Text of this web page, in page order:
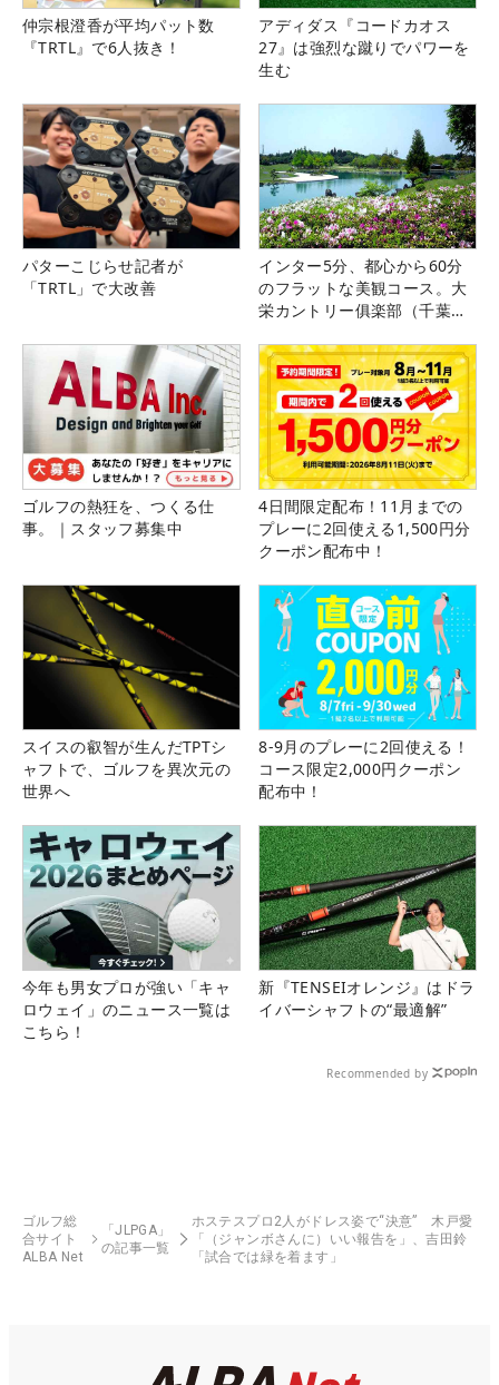
仲宗根澄香が平均パット数
『TRTL』で6人抜き！
アディダス『コードカオス
27』は強烈な蹴りでパワーを
生む
パターこじらせ記者が
「TRTL」で大改善
インター5分、都心から60分
のフラットな美観コース。大
栄カントリー俱楽部（千葉
ゴルフの熱狂を、つくる仕
事。｜スタッフ募集中
4日間限定配布！11月までの
プレーに2回使える1,500円分
クーポン配布中！
スイスの叡智が生んだTPTシ
ャフトで、ゴルフを異次元の
世界へ
8-9月のプレーに2回使える！
コース限定2,000円クーポン
配布中！
今年も男女プロが強い「キャ
ロウェイ」のニュース一覧は
こちら！
新『TENSEIオレンジ』はドラ
イバーシャフトの“最適解”
Recommended by
ゴルフ総
合サイト
ALBA Net
「JLPGA」
の記事一覧
ホステスプロ2人がドレス姿で“決意” 木戸愛
「（ジャンボさんに）いい報告を」、吉田鈴
「試合では緑を着ます」